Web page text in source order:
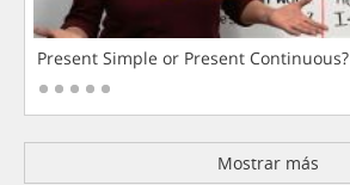
Present Simple or Present Continuous?
Mostrar más